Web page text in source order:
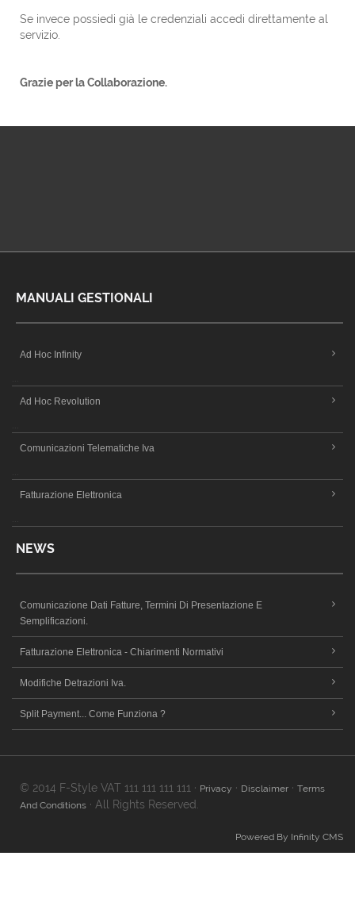
Se invece possiedi già le credenziali accedi direttamente al
servizio.
Grazie per la Collaborazione.
MANUALI GESTIONALI
Ad Hoc Infinity
Ad Hoc Revolution
Comunicazioni Telematiche Iva
Fatturazione Elettronica
NEWS
Comunicazione Dati Fatture, Termini Di Presentazione E
Semplificazioni.
Fatturazione Elettronica - Chiarimenti Normativi
Modifiche Detrazioni Iva.
Split Payment... Come Funziona ?
© 2014 F-Style VAT 111 111 111 111 · Privacy · Disclaimer · Terms
And Conditions · All Rights Reserved.
Powered By Infinity CMS